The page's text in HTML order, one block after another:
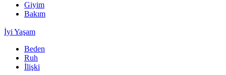
Giyim
Bakım
İyi Yaşam
Beden
Ruh
İlişki